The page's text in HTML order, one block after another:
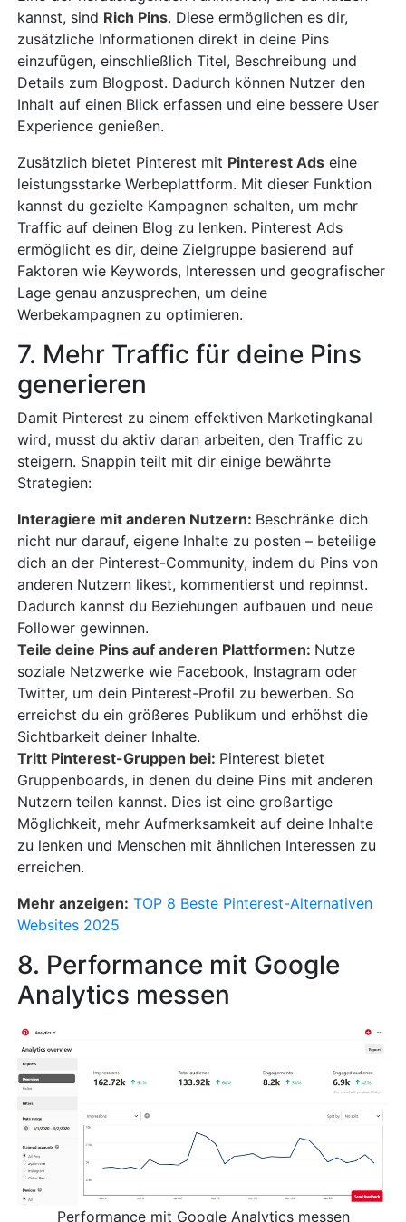
kannst, sind Rich Pins. Diese ermöglichen es dir,
zusätzliche Informationen direkt in deine Pins
einzufügen, einschließlich Titel, Beschreibung und
Details zum Blogpost. Dadurch können Nutzer den
Inhalt auf einen Blick erfassen und eine bessere User
Experience genießen.
Zusätzlich bietet Pinterest mit Pinterest Ads eine
leistungsstarke Werbeplattform. Mit dieser Funktion
kannst du gezielte Kampagnen schalten, um mehr
Traffic auf deinen Blog zu lenken. Pinterest Ads
ermöglicht es dir, deine Zielgruppe basierend auf
Faktoren wie Keywords, Interessen und geografischer
Lage genau anzusprechen, um deine
Werbekampagnen zu optimieren.
7. Mehr Traffic für deine Pins
generieren
Damit Pinterest zu einem effektiven Marketingkanal
wird, musst du aktiv daran arbeiten, den Traffic zu
steigern. Snappin teilt mit dir einige bewährte
Strategien:
Interagiere mit anderen Nutzern: Beschränke dich
nicht nur darauf, eigene Inhalte zu posten – beteilige
dich an der Pinterest-Community, indem du Pins von
anderen Nutzern likest, kommentierst und repinnst.
Dadurch kannst du Beziehungen aufbauen und neue
Follower gewinnen.
Teile deine Pins auf anderen Plattformen: Nutze
soziale Netzwerke wie Facebook, Instagram oder
Twitter, um dein Pinterest-Profil zu bewerben. So
erreichst du ein größeres Publikum und erhöhst die
Sichtbarkeit deiner Inhalte.
Tritt Pinterest-Gruppen bei: Pinterest bietet
Gruppenboards, in denen du deine Pins mit anderen
Nutzern teilen kannst. Dies ist eine großartige
Möglichkeit, mehr Aufmerksamkeit auf deine Inhalte
zu lenken und Menschen mit ähnlichen Interessen zu
erreichen.
Mehr anzeigen: TOP 8 Beste Pinterest-Alternativen
Websites 2025
8. Performance mit Google
Analytics messen
Performance mit Google Analytics messen